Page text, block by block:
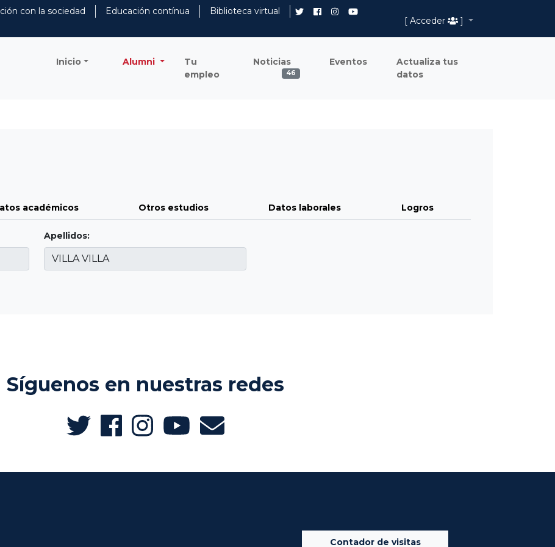
con la sociedad Educación contínua
Biblioteca virtual
[ Acceder
]
Inicio Alumni
Tu
empleo
Noticias
46
Eventos
Actualiza tus
datos
académicos Otros estudios Datos laborales Logros
Apellidos:
Síguenos en nuestras redes
Contador de visitas